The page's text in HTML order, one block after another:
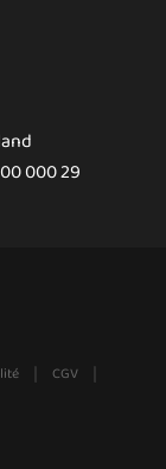
000 29
| CGV |